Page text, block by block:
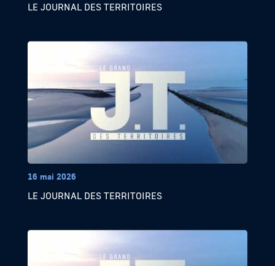
LE JOURNAL DES TERRITOIRES
16 mai 2026
LE JOURNAL DES TERRITOIRES